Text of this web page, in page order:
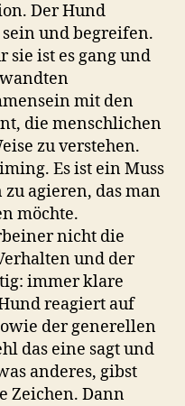
Der Hund
sein und begreifen.
sie ist es gang und
mit den
die menschlichen
zu verstehen.
Es ist ein Muss
agieren, das man
möchte.
nicht die
und der
immer klare
reagiert auf
der generellen
das eine sagt und
anderes, gibst
Zeichen. Dann